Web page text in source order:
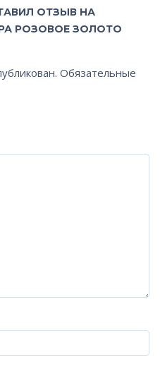
ОТЗЫВ НА
РОЗОВОЕ ЗОЛОТО
Обязательные